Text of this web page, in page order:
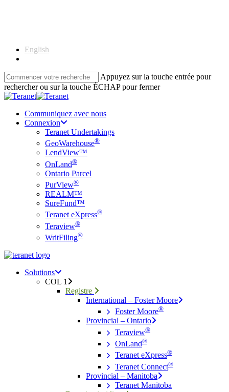
English
Appuyez sur la touche entrée pour
rechercher ou sur la touche ÉCHAP pour fermer
Close
Communiquez avec nous
Connexion
Teranet Undertakings
GeoWarehouse®
LendView™
OnLand®
Ontario Parcel
PurView®
REALM™
SureFund™
Teranet eXpress®
Teraview®
WritFiling®
Menu
search
Menu
Solutions
COL 1
Registre
International – Foster Moore
Foster Moore®
Provincial – Ontario
Teraview®
OnLand®
Teranet eXpress®
Teranet Connect®
Provincial – Manitoba
Teranet Manitoba